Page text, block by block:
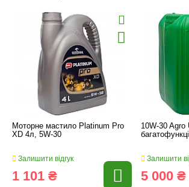
Моторне мастило Platinum Pro
XD 4л, 5W-30
Залишити відгук
1 101 ₴
10W-30
Залишити
5 000 ₴